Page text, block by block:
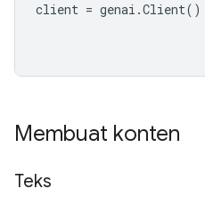
client = genai .Client()
Membuat konten
Teks